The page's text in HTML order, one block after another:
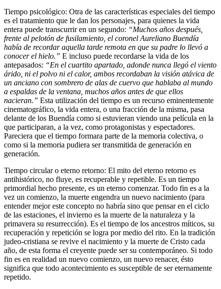
Tiempo psicológico: Otra de las características especiales del tiempo
es el tratamiento que le dan los personajes, para quienes la vida
entera puede transcurrir en un segundo: “Muchos años después,
frente al pelotón de fusilamiento, el coronel Aureliano Buendía
había de recordar aquella tarde remota en que su padre lo llevó a
conocer el hielo.” E incluso puede recordarse la vida de los
antepasados: “En el cuartito apartado, adonde nunca llegó el viento
árido, ni el polvo ni el calor, ambos recordaban la visión atávica de
un anciano con sombrero de alas de cuervo que hablaba al mundo
a espaldas de la ventana, muchos años antes de que ellos
nacieran.” Esta utilización del tiempo es un recurso eminentemente
cinematográfico, la vida entera, o una fracción de la misma, pasa
delante de los Buendía como si estuvieran viendo una película en la
que participaran, a la vez, como protagonistas y espectadores.
Pareciera que el tiempo formara parte de la memoria colectiva, o
como si la memoria pudiera ser transmitida de generación en
generación.
Tiempo circular o eterno retorno: El mito del eterno retorno es
antihistórico, no fluye, es recuperable y repetible. Es un tiempo
primordial hecho presente, es un eterno comenzar. Todo fin es a la
vez un comienzo, la muerte engendra un nuevo nacimiento (para
entender mejor este concepto no habría sino que pensar en el ciclo
de las estaciones, el invierno es la muerte de la naturaleza y la
primavera su resurrección). Es el tiempo de los ancestros míticos, su
recuperación y repetición se logra por medio del rito. En la tradición
judeo-cristiana se revive el nacimiento y la muerte de Cristo cada
año, de esta forma el creyente puede ser su contemporáneo. Si todo
fin es en realidad un nuevo comienzo, un nuevo renacer, ésto
significa que todo acontecimiento es susceptible de ser eternamente
repetido.